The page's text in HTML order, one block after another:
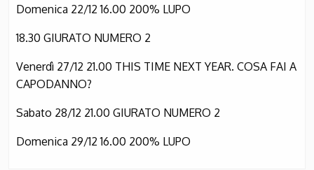
Domenica 22/12 16.00 200% LUPO
18.30 GIURATO NUMERO 2
Venerdì 27/12 21.00 THIS TIME NEXT YEAR. COSA FAI A
CAPODANNO?
Sabato 28/12 21.00 GIURATO NUMERO 2
Domenica 29/12 16.00 200% LUPO